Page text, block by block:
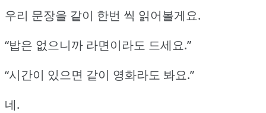
우리 문장을 같이 한번 씩 읽어볼게요.
“밥은 없으니까 라면이라도 드세요.”
“시간이 있으면 같이 영화라도 봐요.”
네.